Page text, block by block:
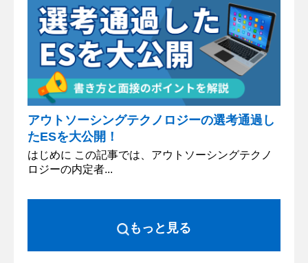
アウトソーシングテクノロジーの選考通過し
たESを大公開！
はじめに この記事では、アウトソーシングテクノ
ロジーの内定者...
もっと見る